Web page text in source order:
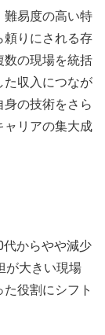
難易度の高い特
頼りにされる存
数の現場を統括
た収入につなが
の技術をさら
ャリアの集大成
からやや減少
が大きい現場
役割にシフト